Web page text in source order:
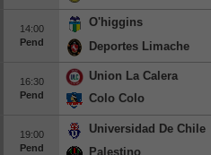
14:00
Pend
O'higgins
Deportes Limache
16:30
Pend
Union La Calera
Colo Colo
19:00
Pend
Universidad De Chile
Palestino